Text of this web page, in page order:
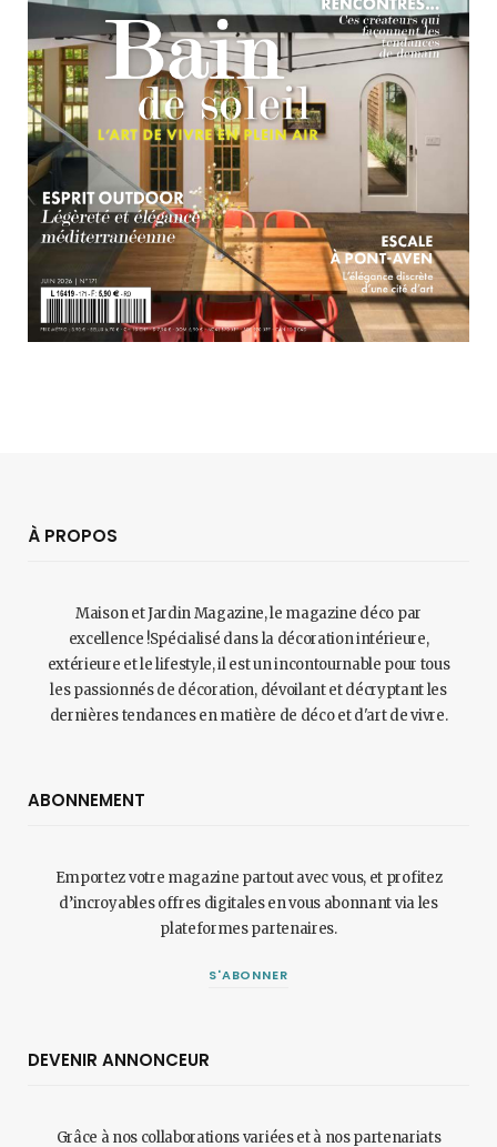
À PROPOS
Maison et Jardin Magazine, le magazine déco par
excellence !Spécialisé dans la décoration intérieure,
extérieure et le lifestyle, il est un incontournable pour tous
les passionnés de décoration, dévoilant et décryptant les
dernières tendances en matière de déco et d'art de vivre.
ABONNEMENT
Emportez votre magazine partout avec vous, et profitez
d’incroyables offres digitales en vous abonnant via les
plateformes partenaires.
S'ABONNER
DEVENIR ANNONCEUR
Grâce à nos collaborations variées et à nos partenariats